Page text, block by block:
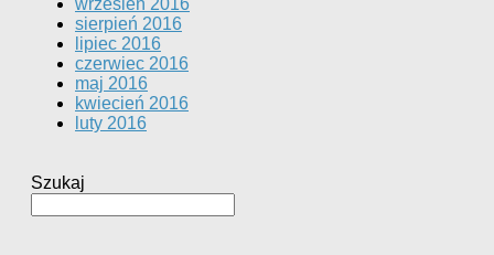
wrzesień 2016
sierpień 2016
lipiec 2016
czerwiec 2016
maj 2016
kwiecień 2016
luty 2016
Szukaj